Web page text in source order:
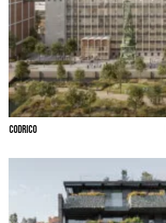
CODRICO